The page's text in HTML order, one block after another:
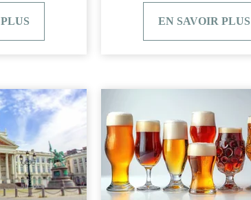
EN SAVOIR PLUS